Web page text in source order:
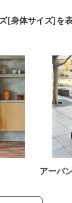
身体サイズ]を表
アーバ